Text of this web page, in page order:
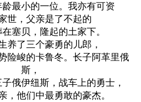
最小的一位。我亦有可资
世，父亲是了不起的
塞贝，隆起的土家下。
养了三个豪勇的儿郎，
险峻的卡鲁冬。长子阿革里俄
斯，
俄伊纽斯，战车上的勇士，
，他们中最勇敢的豪杰。